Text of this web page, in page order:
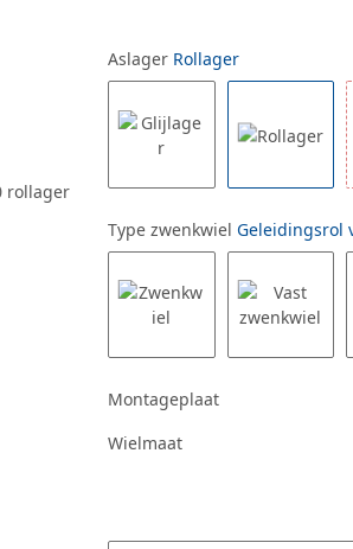
Aslager Rollager
Type zwenkwiel Geleidingsrol
Montageplaat
Wielmaat